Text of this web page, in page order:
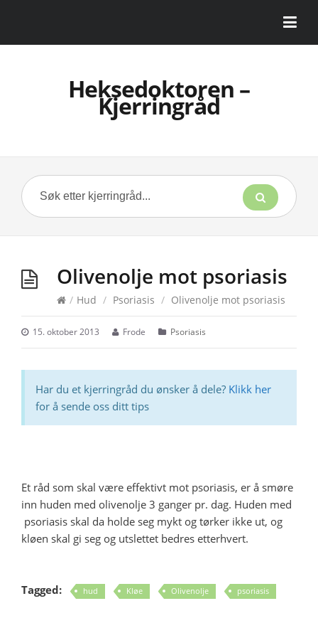
Heksedoktoren –
Kjerringråd
Olivenolje mot psoriasis
/ Hud / Psoriasis / Olivenolje mot psoriasis
15. oktober 2013 Frode Psoriasis
Har du et kjerringråd du ønsker å dele? Klikk her
for å sende oss ditt tips
Et råd som skal være effektivt mot psoriasis, er å smøre
inn huden med olivenolje 3 ganger pr. dag. Huden med
psoriasis skal da holde seg mykt og tørker ikke ut, og
kløen skal gi seg og utslettet bedres etterhvert.
Tagged: hud Kløe Olivenolje psoriasis